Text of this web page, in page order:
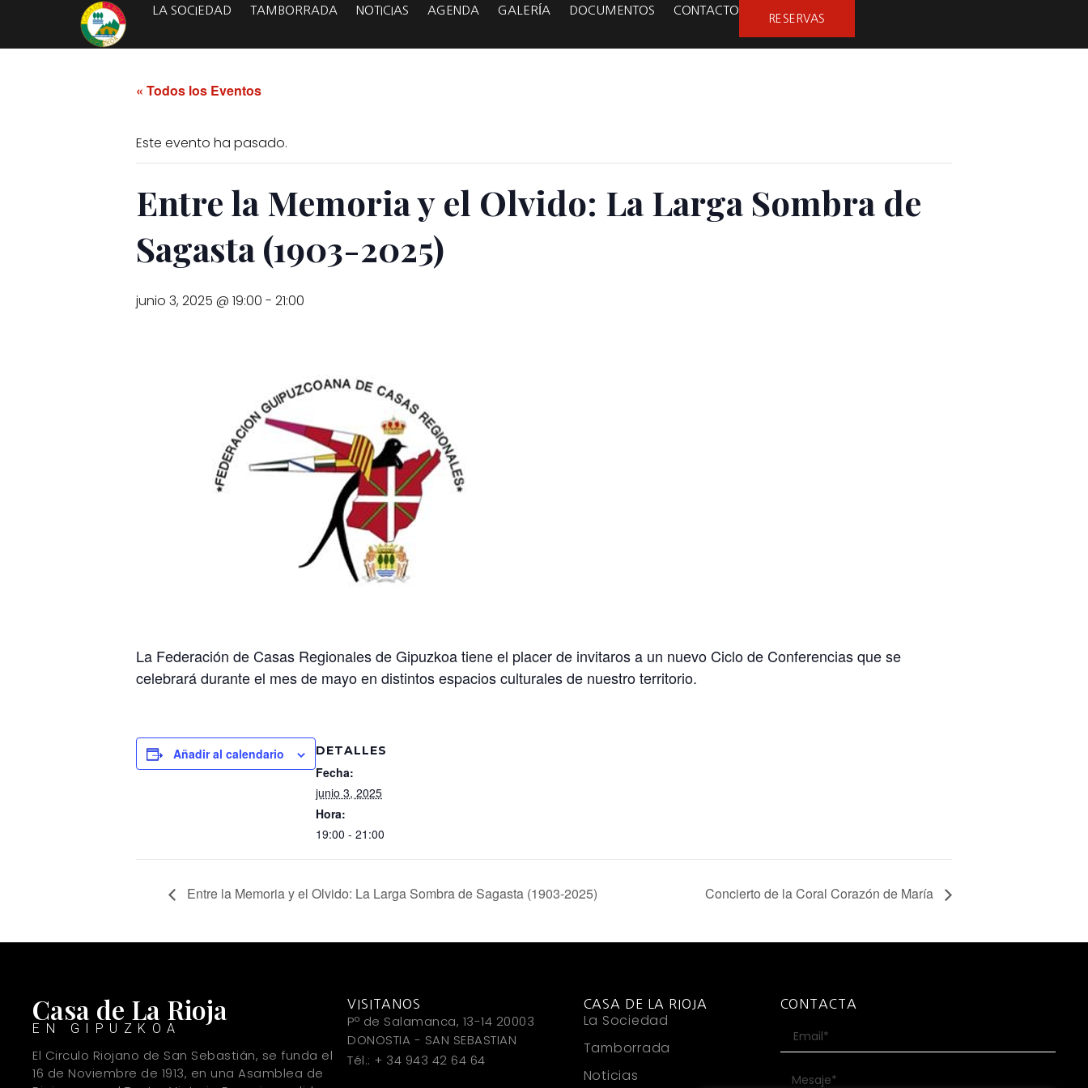
LA SOCIEDAD TAMBORRADA NOTICIAS AGENDA GALERÍA DOCUMENTOS CONTACTO
RESERVAS
« Todos los Eventos
Este evento ha pasado.
Entre la Memoria y el Olvido: La Larga Sombra de
Sagasta (1903-2025)
junio 3, 2025 @ 19:00 - 21:00
La Federación de Casas Regionales de Gipuzkoa tiene el placer de invitaros a un nuevo Ciclo de Conferenciasque se
celebrará durante el mes de mayo en distintos espacios culturales de nuestro territorio.
Añadir al calendario DETALLES
Fecha:
junio 3, 2025
Hora:
19:00 - 21:00
Entre la Memoria y el Olvido: La Larga Sombra de Sagasta (1903-2025) Concierto de la Coral Corazón de María
Casa de La Rioja
EN GIPUZKOA
El Circulo Riojano de San Sebastián, se funda el
16 de Noviembre de 1913, en una Asamblea de
VISITANOS
Pº de Salamanca, 13-14 20003
DONOSTIA - SAN SEBASTIAN
Tél.: + 34 943 42 64 64
CASA DE LA RIOJA
La Sociedad
Tamborrada
Noticias
CONTACTA